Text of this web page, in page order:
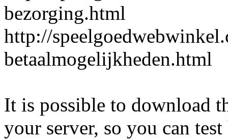
bezorging.html
http://
betaalmogelijkheden.html
It is possible to download
your server, so you can